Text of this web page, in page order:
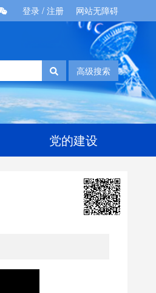
登录 / 注册 网站无障碍
高级搜索
党的建设